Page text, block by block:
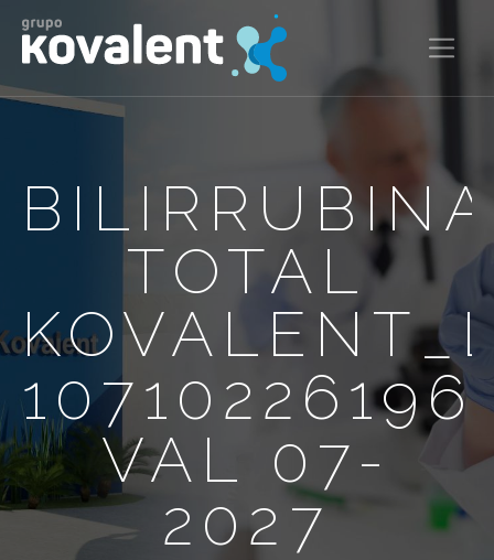
TOTAL
10710226196
VAL 07-
2027